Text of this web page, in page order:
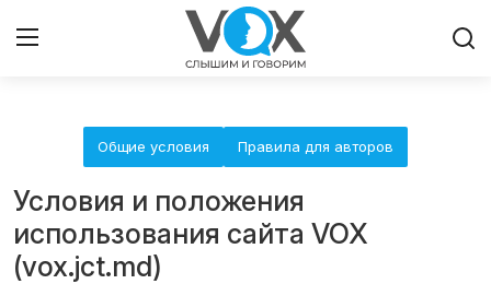
Люди
Община
Общие условия Правила для авторов
Условия и положения
использования сайта VOX
(vox.jct.md)